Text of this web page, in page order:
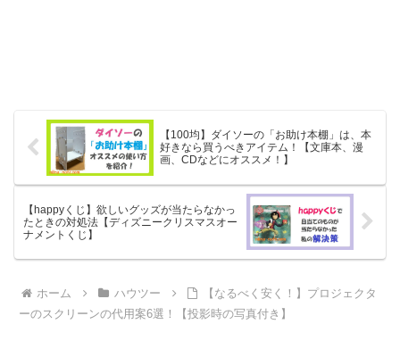
【100均】ダイソーの「お助け本棚」は、本
好きなら買うべきアイテム！【文庫本、漫
画、CDなどにオススメ！】
【happyくじ】欲しいグッズが当たらなかっ
たときの対処法【ディズニークリスマスオー
ナメントくじ】
ホーム ハウツー
【なるべく安く！】プロジェクタ
ーのスクリーンの代用案6選！【投影時の写真付き】